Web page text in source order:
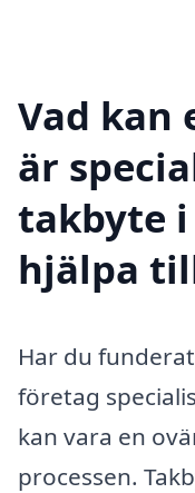
Vad kan
är
takbyte i
hjälpa
Har du
företag
kan vara en
processen.